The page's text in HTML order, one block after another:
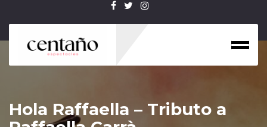
Hola Raffaella – Tributo a